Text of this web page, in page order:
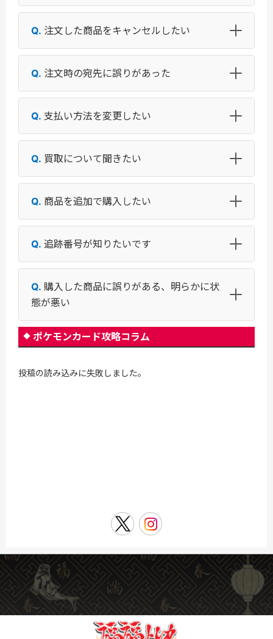
注文した商品をキャンセルしたい
注文時の宛先に誤りがあった
支払い方法を変更したい
買取について聞きたい
商品を追加で購入したい
追跡番号が知りたいです
購入した商品に誤りがある、明らかに状
態が悪い
ポケモンカード攻略コラム
投稿の読み込みに失敗しました。